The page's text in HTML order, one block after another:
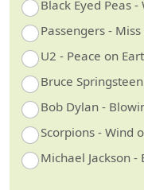
Black Eyed Peas
Passengers -
U2 - Peace on
Bruce
Bob Dylan -
Scorpions - Wind
Michael Jackson -